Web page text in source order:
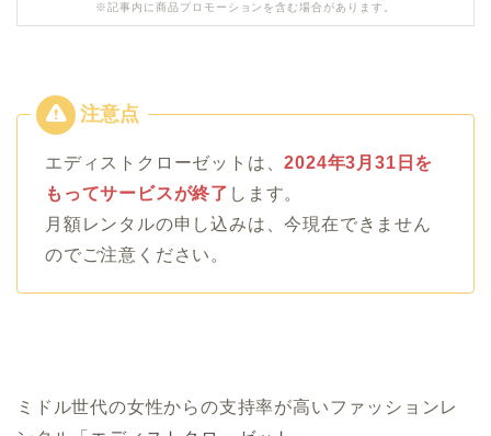
※記事内に商品プロモーションを含む場合があります。
エディストクローゼットは、2024年3月31日を
もってサービスが終了 します。
月額レンタルの申し込みは、今現在できません
のでご注意ください。
ミドル世代の女性からの支持率が高いファッションレ